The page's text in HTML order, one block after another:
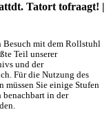
Tatort tofraagt! |
Besuch mit dem Rollstuhl
Teil unserer
und der
Für die Nutzung des
müssen Sie einige Stufen
in der